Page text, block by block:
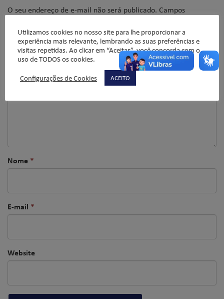
O seu endereço de e-mail não será publicado. Campos
Comentário*
Nome *
E-mail *
Website
Utilizamos cookies no nosso site para lhe proporcionar a
experiência mais relevante, lembrando as suas preferências e
visitas repetidas. Ao clicar em “Aceitar”, você concorda com o
uso de TODOS os cookies.
Configurações de Cookies
ACEITO